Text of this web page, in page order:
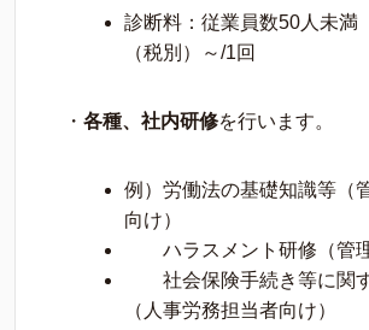
診断料：従業員数50人未
（税別）～/1回
・ 各種、社内研修を行います。
例）労働法の基礎知識等（
向け）
ハラスメント研修（管理
社会保険手続き等に関
（人事労務担当者向け）